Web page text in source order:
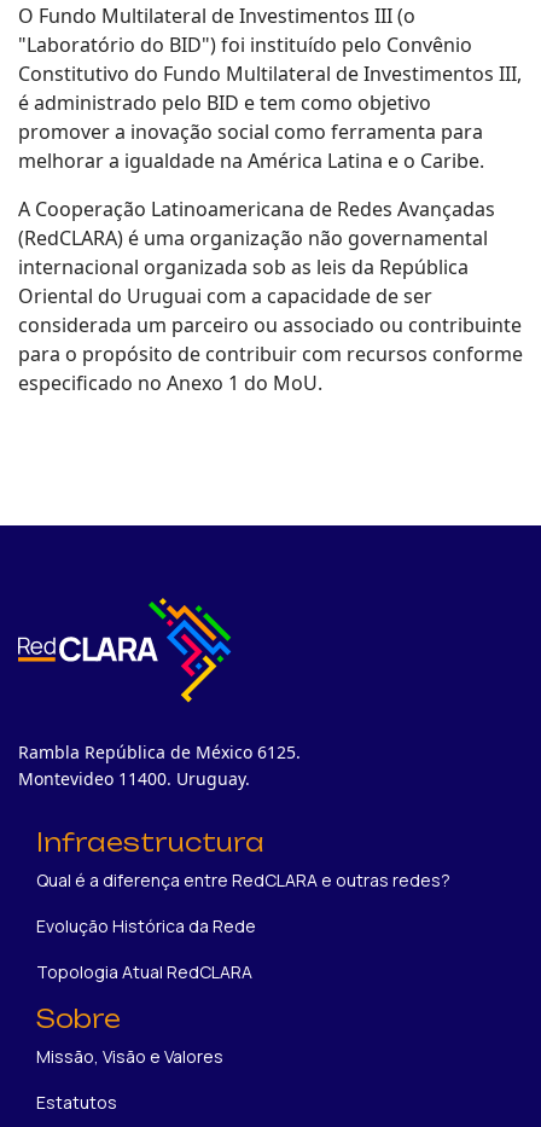
O Fundo Multilateral de Investimentos III (o
"Laboratório do BID") foi instituído pelo Convênio
Constitutivo do Fundo Multilateral de Investimentos III,
é administrado pelo BID e tem como objetivo
promover a inovação social como ferramenta para
melhorar a igualdade na América Latina e o Caribe.
A Cooperação Latinoamericana de Redes Avançadas
(RedCLARA) é uma organização não governamental
internacional organizada sob as leis da República
Oriental do Uruguai com a capacidade de ser
considerada um parceiro ou associado ou contribuinte
para o propósito de contribuir com recursos conforme
especificado no Anexo 1 do MoU.
Rambla República de México 6125.
Montevideo 11400. Uruguay.
Infraestructura
Qual é a diferença entre RedCLARA e outras redes?
Evolução Histórica da Rede
Topologia Atual RedCLARA
Sobre
Missão, Visão e Valores
Estatutos